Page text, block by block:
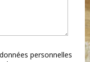
personnelles